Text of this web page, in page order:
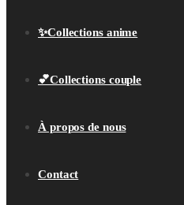
✨Collections anime
💕Collections couple
À propos de nous
Contact